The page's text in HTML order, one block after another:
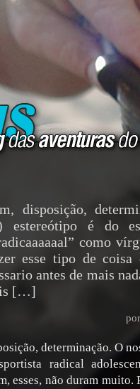
disposição,
estereótipo é do
como
esse tipo de
antes de mais
[…]
determinação. O
radical
esses, não duram muito.